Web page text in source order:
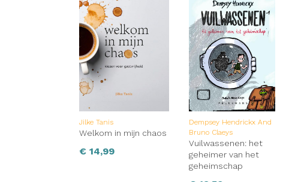
Jilke Tanis
Welkom in mijn chaos
€ 14,99
Dempsey Hendrickx And
Bruno Claeys
Vuilwassenen: het
geheimer van het
geheimschap